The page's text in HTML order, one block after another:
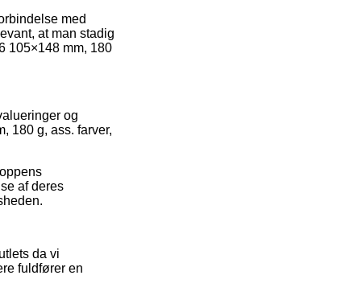
med
at man stadig
105×148 mm, 180
og
180 g, ass. farver,
af deres
da vi
fuldfører en